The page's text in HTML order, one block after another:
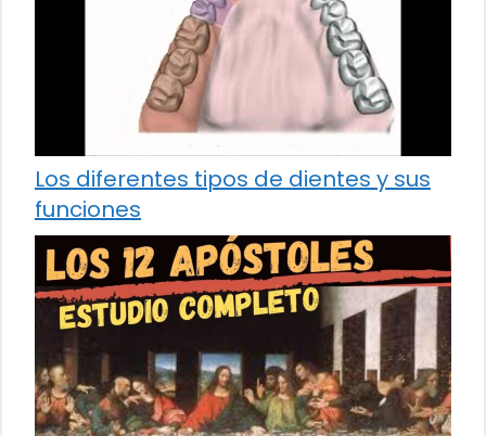
Los diferentes tipos de dientes y sus
funciones